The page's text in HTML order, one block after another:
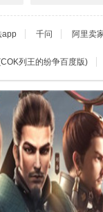
版
app 千问 阿里卖
列王的纷争百度版)